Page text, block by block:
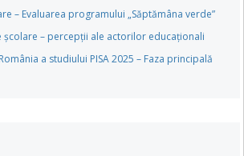
– Evaluarea programului „Săptămâna verde”
școlare – percepții ale actorilor educaționali
a studiului PISA 2025 – Faza principală